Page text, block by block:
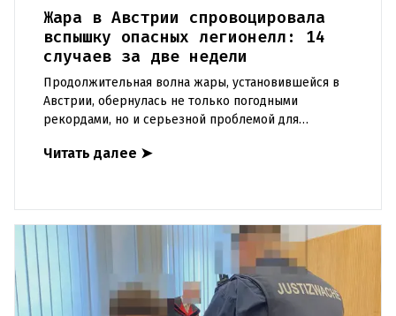
Жара в Австрии спровоцировала
вспышку опасных легионелл: 14
случаев за две недели
Продолжительная волна жары, установившейся в
Австрии, обернулась не только погодными
рекордами, но и серьезной проблемой для
рост случаев заражения легионел
Читать далее ➤